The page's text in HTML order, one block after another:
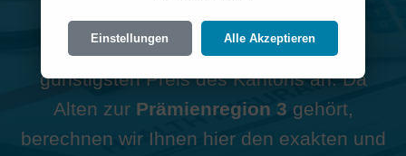
Hinweis zur Region:Viele
Vergleichsportale zeigen oft den
günstigsten Preis des Kantons an. Da
Alten zur Prämienregion 3 gehört,
berechnen wir Ihnen hier den exakten und
Einstellungen Alle Akzeptieren